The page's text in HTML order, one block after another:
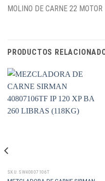
MOLINO DE CARNE 22
PRODUCTOS
SKU: SW40807106T